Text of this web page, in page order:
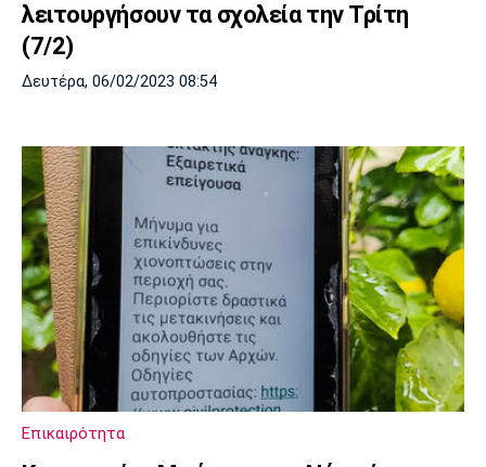
λειτουργήσουν τα σχολεία την Τρίτη
(7/2)
Δευτέρα, 06/02/2023 08:54
Επικαιρότητα